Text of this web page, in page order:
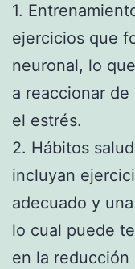
1.
ejercicios que
neuronal, lo
a reaccionar de
el estrés.
2. Hábitos
incluyan
adecuado y
lo cual puede
en la reducción